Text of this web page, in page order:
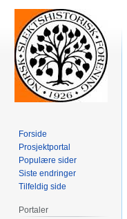
Forside
Prosjektportal
Populære sider
Siste endringer
Tilfeldig side
Portaler